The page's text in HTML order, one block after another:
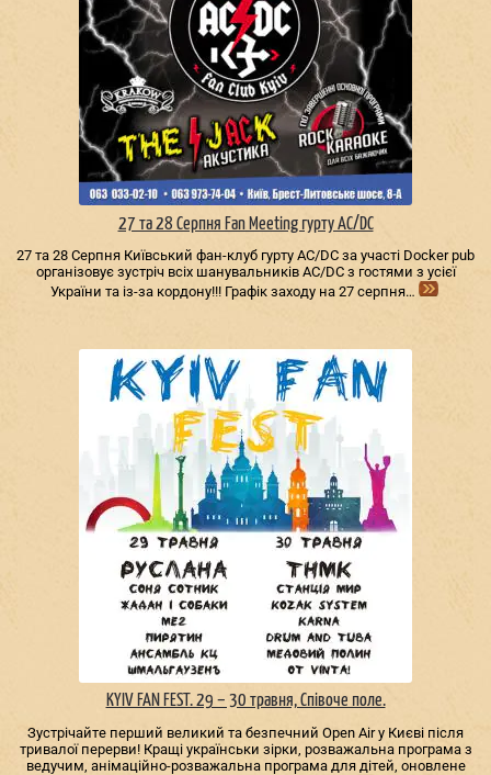
27 та 28 Серпня Fan Meeting гурту AC/DС
27 та 28 Серпня Київський фан-клуб гурту AC/DС за участі Docker pub
організовує зустріч всіх шанувальників AC/DС з гостями з усієї
України та із-за кордону!!! Графік заходу на 27 серпня…
KYIV FAN FEST. 29 – 30 травня, Співоче поле.
Зустрічайте перший великий та безпечний Open Air у Києві після
тривалої перерви! Кращі українськи зірки, розважальна програма з
ведучим, анімаційно-розважальна програма для дітей, оновлене